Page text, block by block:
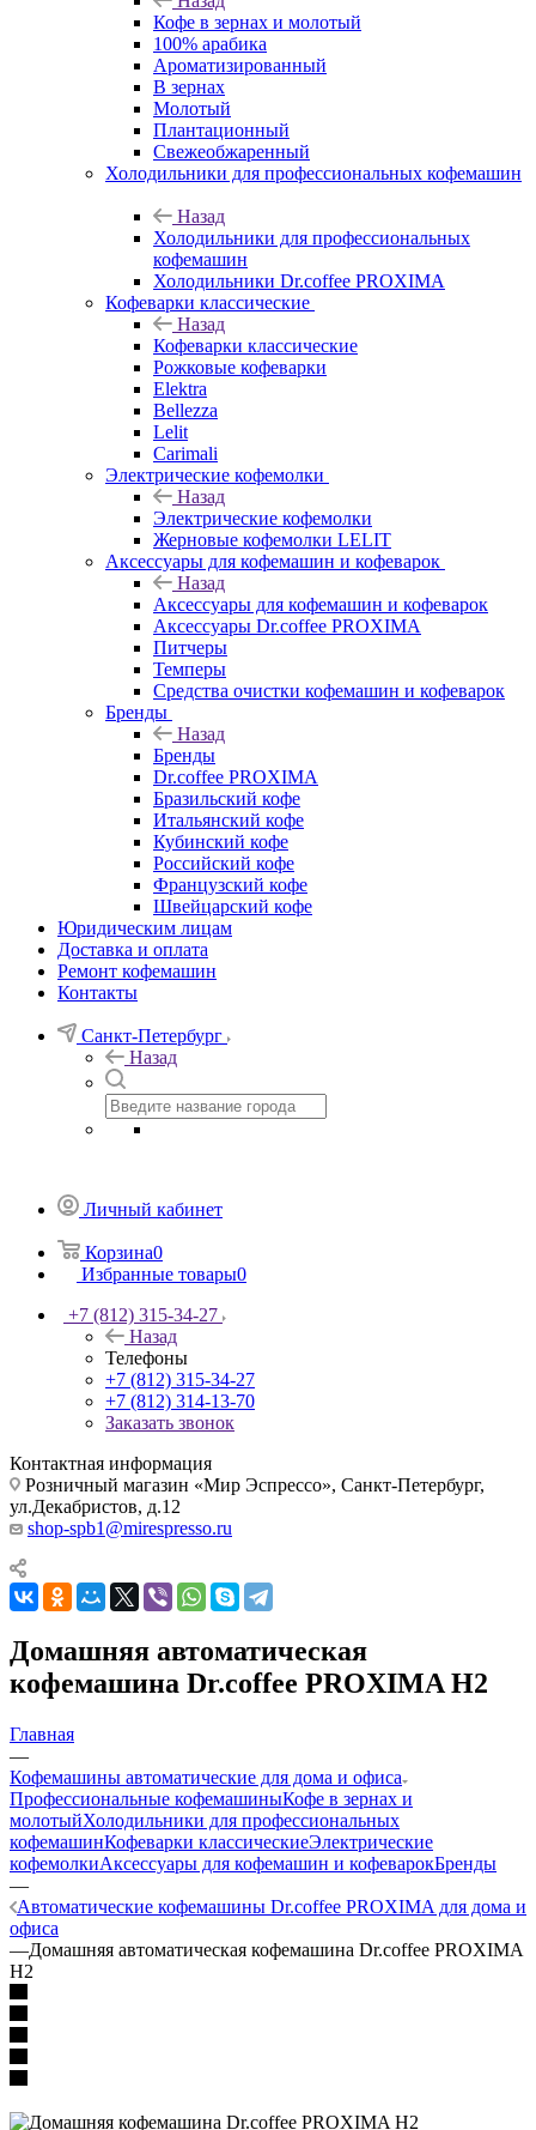
Кофе в зернах и молотый
100% арабика
Ароматизированный
В зернах
Молотый
Плантационный
Свежеобжаренный
Холодильники для профессиональных кофемашин
Назад
Холодильники для профессиональных
кофемашин
Холодильники Dr.coffee PROXIMA
Кофеварки классические
Назад
Кофеварки классические
Рожковые кофеварки
Elektra
Bellezza
Lelit
Carimali
Электрические кофемолки
Назад
Электрические кофемолки
Жерновые кофемолки LELIT
Аксессуары для кофемашин и кофеварок
Назад
Аксессуары для кофемашин и кофеварок
Аксессуары Dr.coffee PROXIMA
Питчеры
Темперы
Средства очистки кофемашин и кофеварок
Бренды
Назад
Бренды
Dr.coffee PROXIMA
Бразильский кофе
Итальянский кофе
Кубинский кофе
Российский кофе
Французский кофе
Швейцарский кофе
Юридическим лицам
Доставка и оплата
Ремонт кофемашин
Контакты
Санкт-Петербург
Назад
Личный кабинет
Корзина0
Избранные товары0
+7 (812) 315-34-27
Назад
Телефоны
+7 (812) 315-34-27
+7 (812) 314-13-70
Заказать звонок
Контактная информация
Розничный магазин «Мир Эспрессо», Санкт-Петербург,
ул.Декабристов, д.12
shop-spb1@mirespresso.ru
Домашняя автоматическая
кофемашина Dr.coffee PROXIMA H2
Главная
—
Кофемашины автоматические для дома и офиса
Профессиональные кофемашиныКофе в зернах и
молотыйХолодильники для профессиональных
кофемашинКофеварки классическиеЭлектрические
кофемолкиАксессуары для кофемашин и кофеварокБренды
—
Автоматические кофемашины Dr.coffee PROXIMA для дома и
офиса
—Домашняя автоматическая кофемашина Dr.coffee PROXIMA
H2